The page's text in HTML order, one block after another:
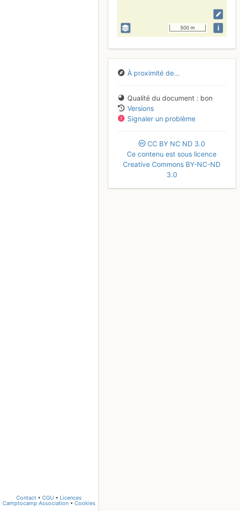
Contact • CGU • Licences
Camptocamp Association • Cookies
500 m i
À proximité de...
Qualité du document
bon
Versions
Signaler un problème
CC BY NC ND 3.0
Ce contenu est sous licence
Creative Commons BY-NC-ND
3.0